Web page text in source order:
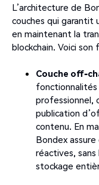
L’architecture de
couches qui garantit
en maintenant la
blockchain. Voici
Couche off-
fonctionnalités
professionnel,
publication
contenu. En
Bondex
réactives,
stockage